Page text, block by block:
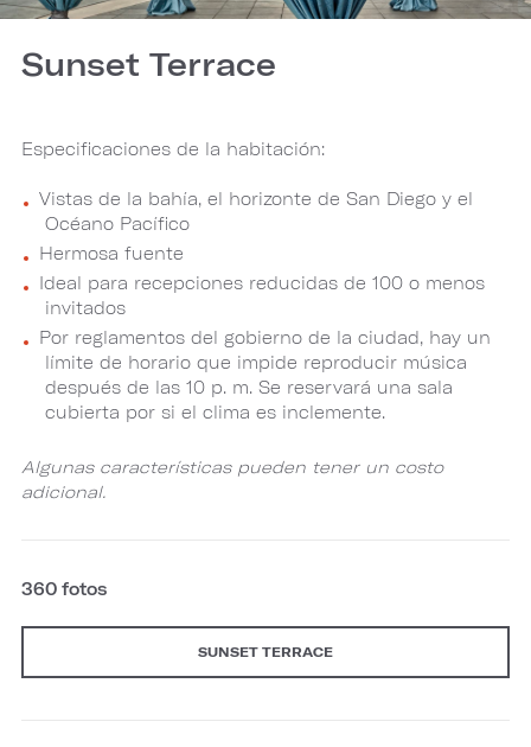
Sunset Terrace
Especificaciones de la habitación:
Vistas de la bahía, el horizonte de San Diego y el
Océano Pacífico
Hermosa fuente
Ideal para recepciones reducidas de 100 o menos
invitados
Por reglamentos del gobierno de la ciudad, hay un
límite de horario que impide reproducir música
después de las 10 p. m. Se reservará una sala
cubierta por si el clima es inclemente.
Algunas características pueden tener un costo
adicional.
360 fotos
SUNSET TERRACE